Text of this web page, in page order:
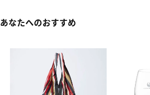
あなたへのおすすめ